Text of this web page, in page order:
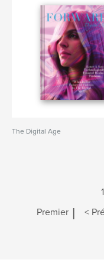
The Digital Age
Premier | <